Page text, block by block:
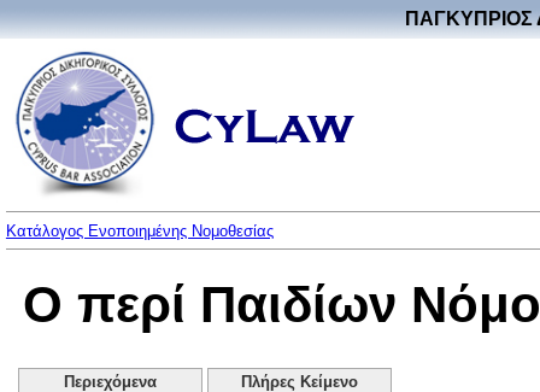
ΠΑΓΚΥΠΡΙΟΣ
Κατάλογος Ενοποιημένης Νομοθεσίας
Ο περί Παιδίων
Περιεχόμενα Πλήρες Κείμενο